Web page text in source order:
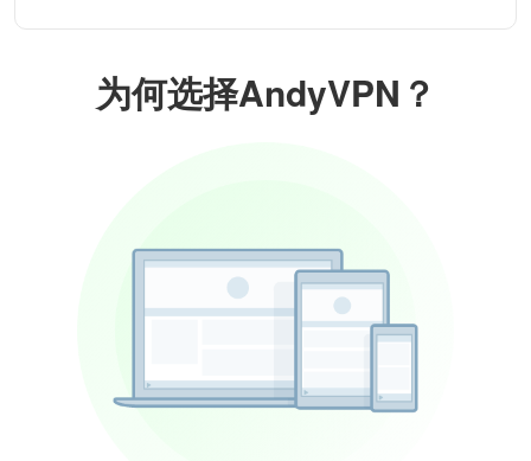
为何选择AndyVPN？